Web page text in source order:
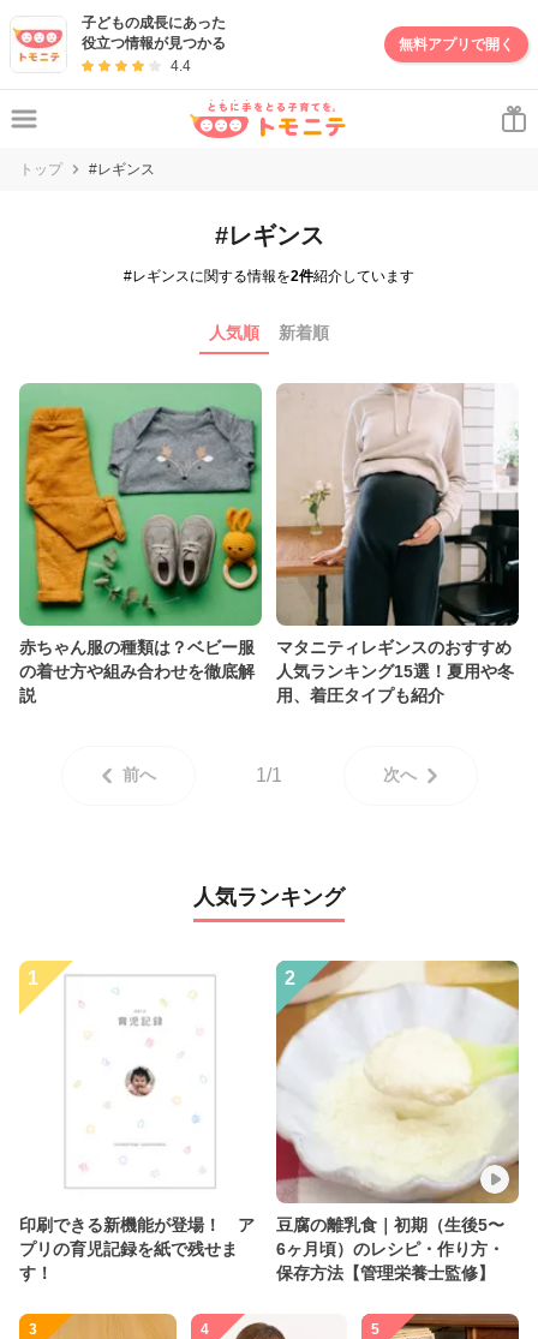
子どもの成長にあった
役立つ情報が見つかる
4.4
無料アプリで開く
トップ #レギンス
#レギンス
#レギンスに関する情報を2件紹介しています
人気順 新着順
赤ちゃん服の種類は？ベビー服
の着せ方や組み合わせを徹底解
説
マタニティレギンスのおすすめ
人気ランキング15選！夏用や冬
用、着圧タイプも紹介
前へ 1/1 次へ
人気ランキング
1
印刷できる新機能が登場！ ア
プリの育児記録を紙で残せま
す！
2
豆腐の離乳食｜初期（生後5〜
6ヶ月頃）のレシピ・作り方・
保存方法【管理栄養士監修】
3 4 5